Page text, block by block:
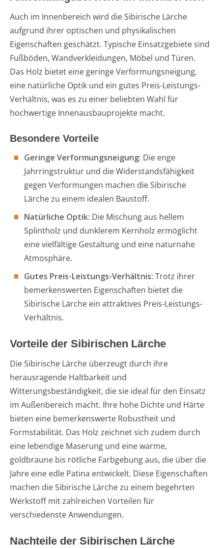
Auch im Innenbereich wird die Sibirische Lärche
aufgrund ihrer optischen und physikalischen
Eigenschaften geschätzt. Typische Einsatzgebiete sind
Fußböden, Wandverkleidungen, Möbel und Türen.
Das Holz bietet eine geringe Verformungsneigung,
eine natürliche Optik und ein gutes Preis-Leistungs-
Verhältnis, was es zu einer beliebten Wahl für
hochwertige Innenausbauprojekte macht.
Besondere Vorteile
Geringe Verformungsneigung: Die enge
Jahrringstruktur und die Widerstandsfähigkeit
gegen Verformungen machen die Sibirische
Lärche zu einem idealen Baustoff.
Natürliche Optik: Die Mischung aus hellem
Splintholz und dunklerem Kernholz ermöglicht
eine vielfältige Gestaltung und eine naturnahe
Atmosphäre.
Gutes Preis-Leistungs-Verhältnis: Trotz ihrer
bemerkenswerten Eigenschaften bietet die
Sibirische Lärche ein attraktives Preis-Leistungs-
Verhältnis.
Vorteile der Sibirischen Lärche
Die Sibirische Lärche überzeugt durch ihre
herausragende Haltbarkeit und
Witterungsbeständigkeit, die sie ideal für den Einsatz
im Außenbereich macht. Ihre hohe Dichte und Härte
bieten eine bemerkenswerte Robustheit und
Formstabilität. Das Holz zeichnet sich zudem durch
eine lebendige Maserung und eine warme,
goldbraune bis rötliche Farbgebung aus, die über die
Jahre eine edle Patina entwickelt. Diese Eigenschaften
machen die Sibirische Lärche zu einem begehrten
Werkstoff mit zahlreichen Vorteilen für
verschiedenste Anwendungen.
Nachteile der Sibirischen Lärche